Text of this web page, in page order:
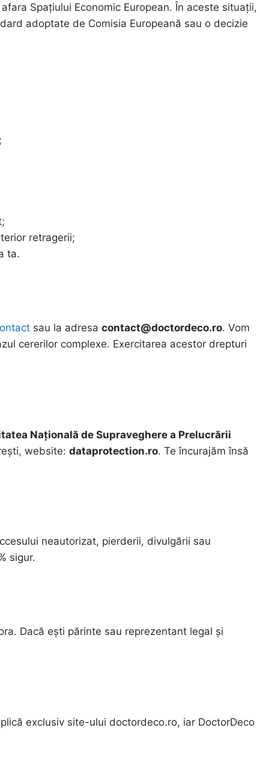
Spațiului Economic European. În aceste situații,
adoptate de Comisia Europeană sau o decizie
retragerii;
ta.
sau la adresa contact@doctordeco.ro. Vom
cererilor complexe. Exercitarea acestor drepturi
Națională de Supraveghere a Prelucrării
website: dataprotection.ro. Te încurajăm însă
neautorizat, pierderii, divulgării sau
sigur.
Dacă ești părinte sau reprezentant legal și
exclusiv site-ului doctordeco.ro, iar DoctorDeco